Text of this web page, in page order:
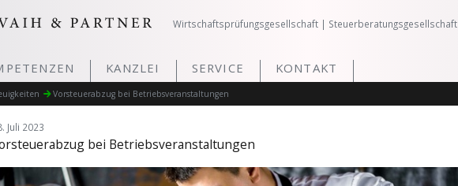
Wirtschaftsprüfungsgesellschaft | Steuerberatungsgesellschaft
KANZLEI SERVICE KONTAKT
Vorsteuerabzug bei Betriebsveranstaltungen
Juli 2023
bei Betriebsveranstaltungen